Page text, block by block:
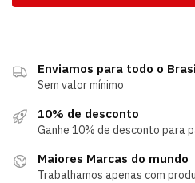
Enviamos para todo o
Sem valor mínimo
10% de desconto
Ganhe 10% de desconto para
Maiores Marcas do mundo
Trabalhamos apenas com